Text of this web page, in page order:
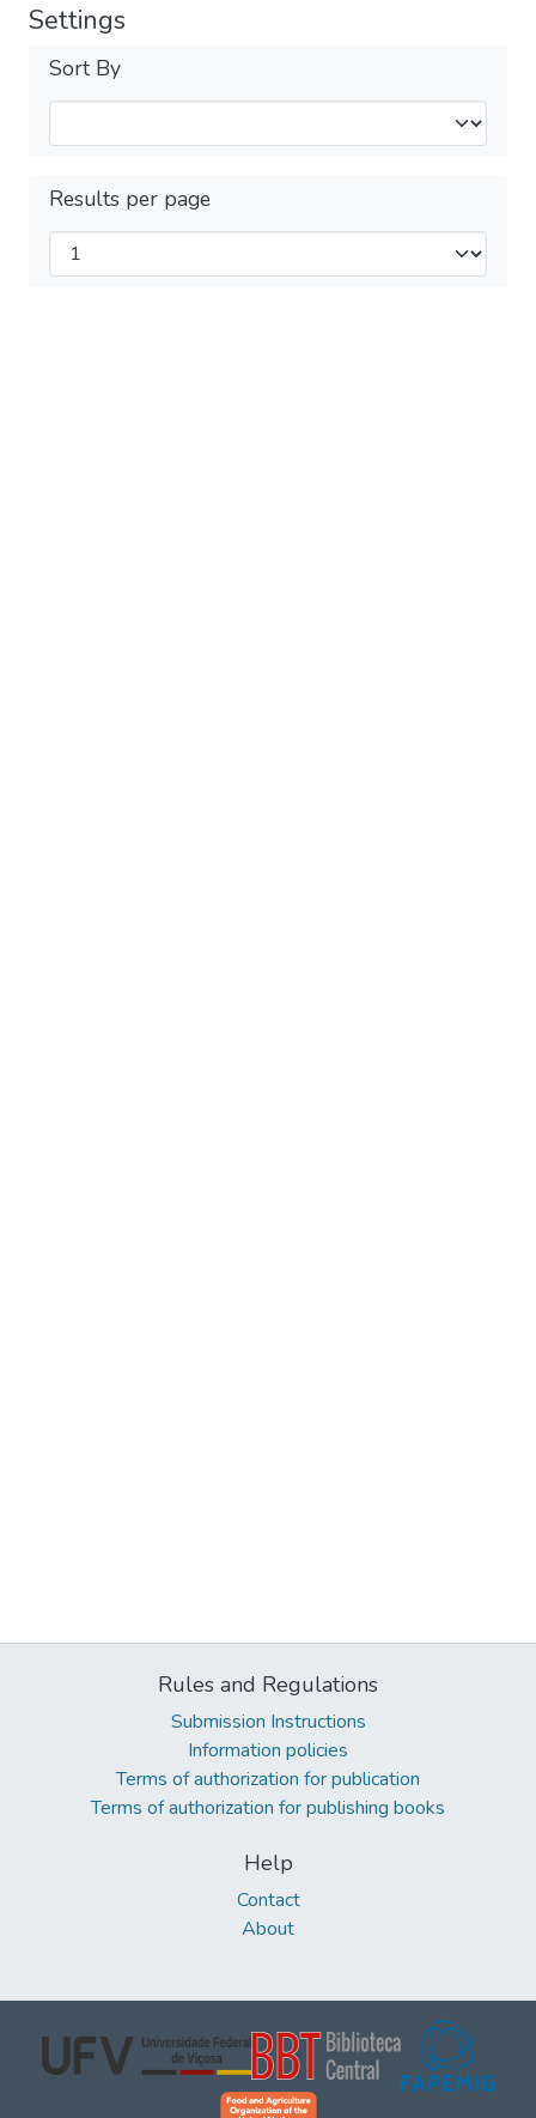
Settings
Sort By
Results per page
Rules and Regulations
Submission Instructions
Information policies
Terms of authorization for publication
Terms of authorization for publishing books
Help
Contact
About